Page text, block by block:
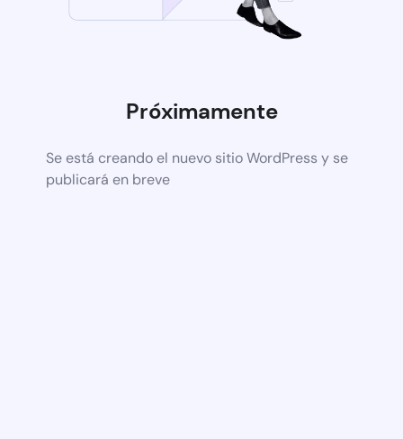
Próximamente
Se está creando el nuevo sitio WordPress y se
publicará en breve